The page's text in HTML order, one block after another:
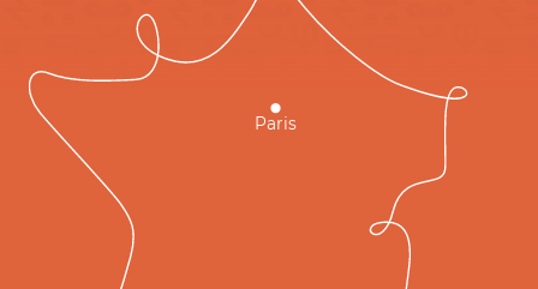
Paris